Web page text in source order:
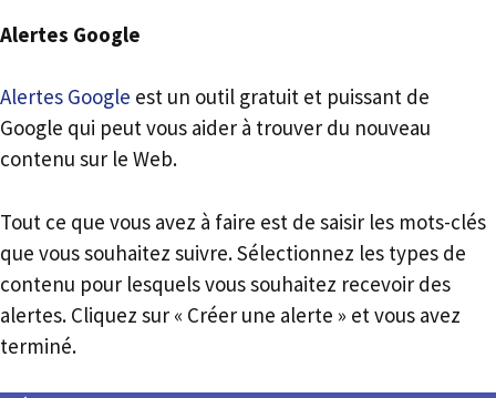
Alertes Google
Alertes Google est un outil gratuit et puissant de
Google qui peut vous aider à trouver du nouveau
contenu sur le Web.
Tout ce que vous avez à faire est de saisir les mots-clés
que vous souhaitez suivre. Sélectionnez les types de
contenu pour lesquels vous souhaitez recevoir des
alertes. Cliquez sur « Créer une alerte » et vous avez
terminé.